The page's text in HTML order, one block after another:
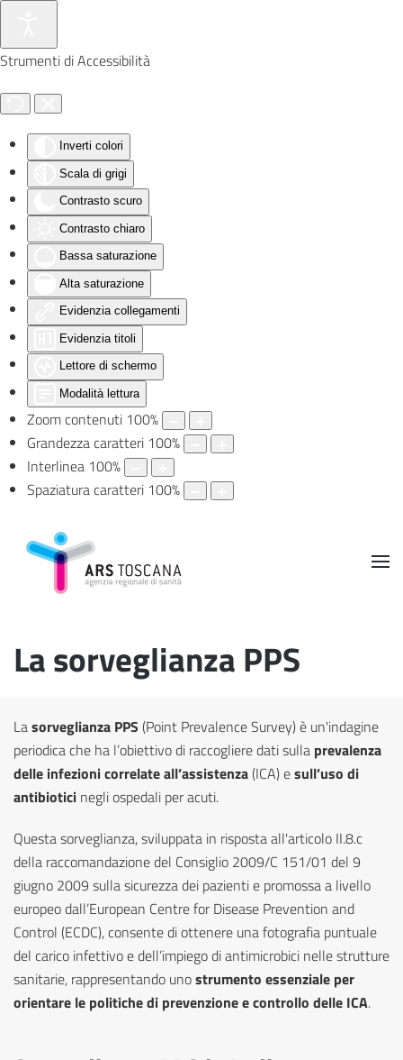
Strumenti di Accessibilità
Inverti colori
Scala di grigi
Contrasto scuro
Contrasto chiaro
Bassa saturazione
Alta saturazione
Evidenzia collegamenti
Evidenzia titoli
Lettore di schermo
Modalità lettura
Zoom contenuti 100%
Grandezza caratteri 100%
Interlinea 100%
Spaziatura caratteri 100%
Skip to main content
La sorveglianza PPS
Lasorveglianza PPS (Point Prevalence Survey) è un'indagine
periodica che ha l’obiettivo di raccogliere dati sulla prevalenza
delle infezioni correlate all’assistenza(ICA) esull’uso di
antibiotici negli ospedali per acuti.
Questa sorveglianza, sviluppata in risposta all'articolo II.8.c
della raccomandazione del Consiglio 2009/C 151/01 del 9
giugno 2009 sulla sicurezza dei pazienti e promossa a livello
europeo dall’European Centre for Disease Prevention and
Control (ECDC), consente di ottenere una fotografia puntuale
del carico infettivo e dell’impiego di antimicrobici nelle strutture
sanitarie, rappresentando unostrumento essenziale per
orientare le politiche di prevenzione e controllo delle ICA.